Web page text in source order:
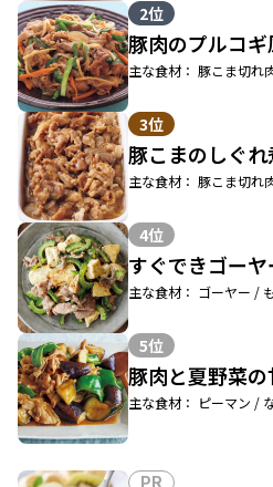
2位
豚肉のプルコギ
主な食材： 豚こま切れ
3位
豚こまのしぐれ
主な食材： 豚こま切れ
4位
すぐできゴー
主な食材： ゴーヤー /
5位
豚肉と夏野菜の
主な食材： ピーマン /
PR